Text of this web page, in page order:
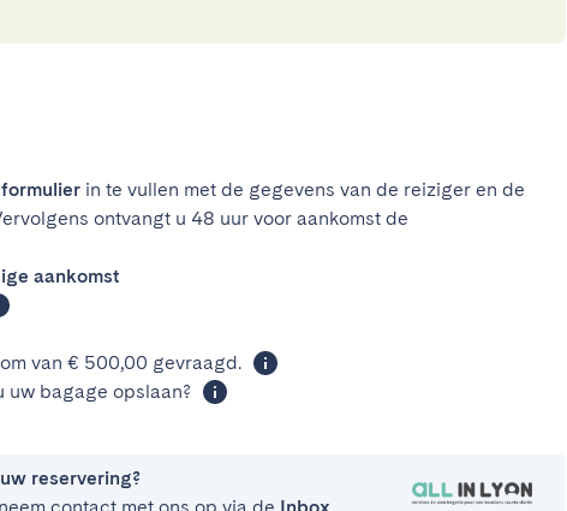
in te vullen met de gegevens van de reiziger en de
ontvangt u 48 uur voor aankomst de
aankomst
van € 500,00 gevraagd.
uw bagage opslaan?
reservering?